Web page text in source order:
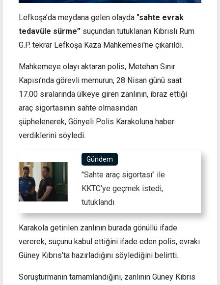
Lefkoşa’da meydana gelen olayda "sahte evrak
tedavüle sürme” suçundan tutuklanan Kıbrıslı Rum
G.P. tekrar Lefkoşa Kaza Mahkemesi'ne çıkarıldı.
Mahkemeye olayı aktaran polis, Metehan Sınır
Kapısı’nda görevli memurun, 28 Nisan günü saat
17.00 sıralarında ülkeye giren zanlının, ibraz ettiği
araç sigortasının sahte olmasından
şüphelenerek, Gönyeli Polis Karakoluna haber
verdiklerini söyledi.
Gündem
"Sahte araç sigortası" ile
KKTC'ye geçmek istedi,
tutuklandı
Karakola getirilen zanlının burada gönüllü ifade
vererek, suçunu kabul ettiğini ifade eden polis, evrakı
Güney Kıbrıs’ta hazırladığını söylediğini belirtti.
Soruşturmanın tamamlandığını, zanlının Güney Kıbrıs